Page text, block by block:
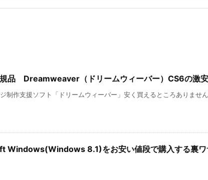
品 Dreamweaver（ドリームウィーバー）CS6の激
制作支援ソフト「ドリームウィーバー」安く買えるところありませ
Windows(Windows 8.1)をお安い値段で購入する裏ワ